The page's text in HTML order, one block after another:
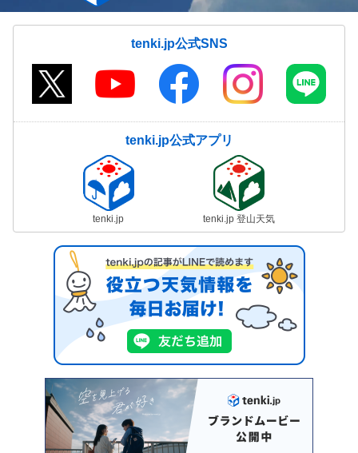
tenki.jp公式SNS
tenki.jp公式アプリ
tenki.jp tenki.jp 登山天気